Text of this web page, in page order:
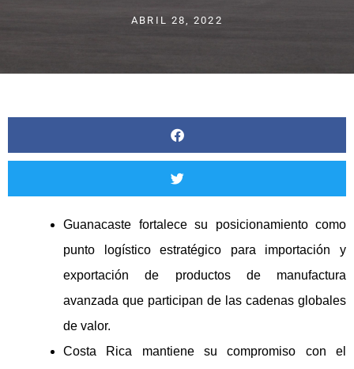
ABRIL 28, 2022
Guanacaste fortalece su posicionamiento como
punto logístico estratégico para importación y
exportación de productos de manufactura
avanzada que participan de las cadenas globales
de valor.
Costa Rica mantiene su compromiso con el